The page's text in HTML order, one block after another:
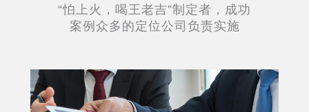
“怕上火，喝王老吉”制定者，成功
案例众多的定位公司负责实施